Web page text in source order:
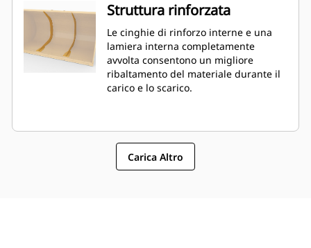
Struttura rinforzata
Le cinghie di rinforzo interne e una
lamiera interna completamente
avvolta consentono un migliore
ribaltamento del materiale durante il
carico e lo scarico.
Carica Altro